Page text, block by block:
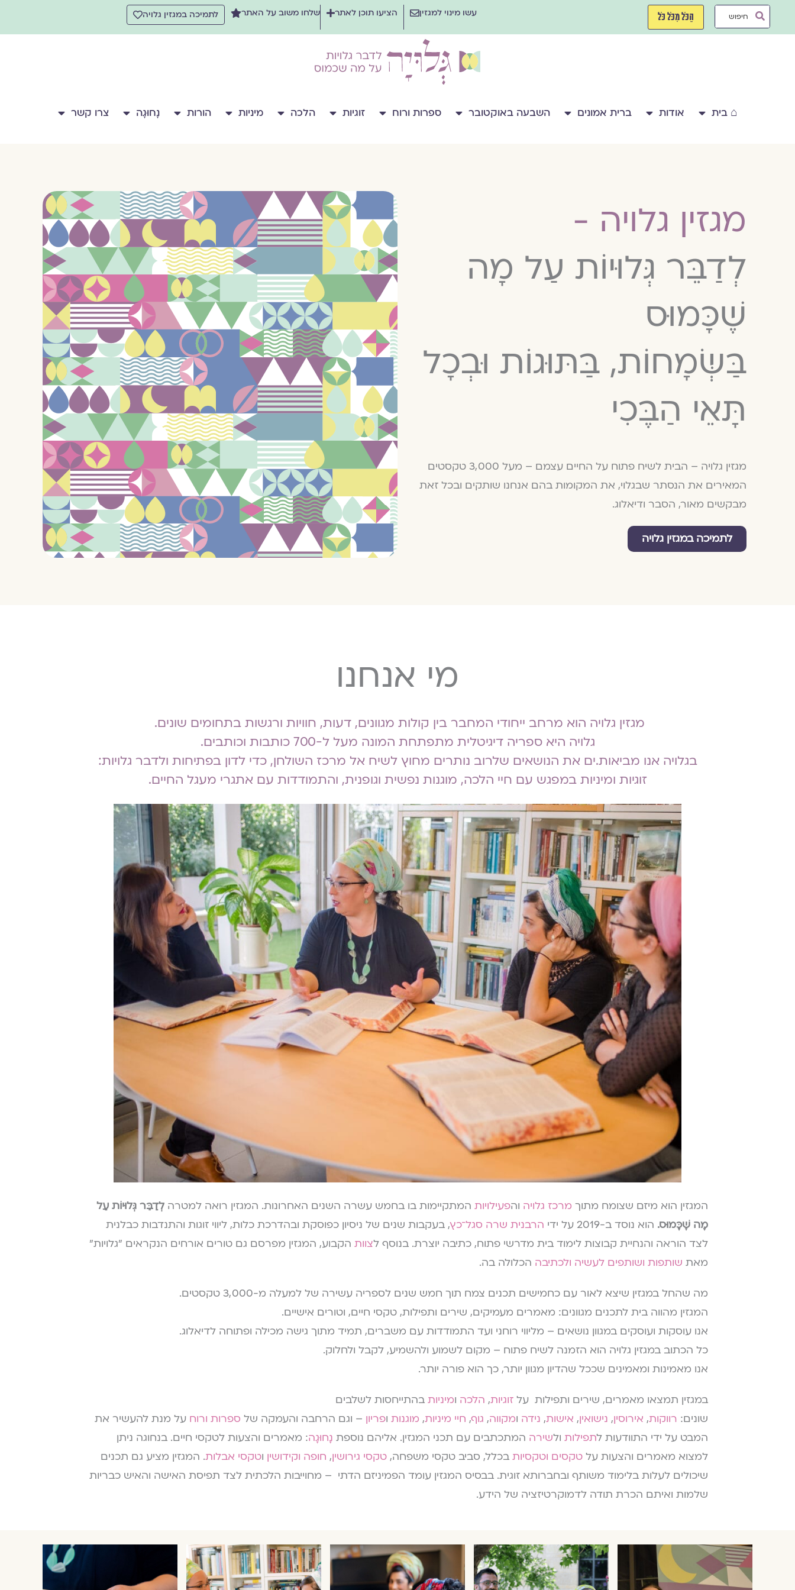
Search
הַכֹּל מִכֹּל כֹּל עשו מינוי למגזין הציעו תוכן לאתר שלחו משוב על האתר לתמיכה במגזין גלויה
⌂ בית אודות ברית אמונים השבעה באוקטובר ספרות ורוח זוגיות הלכה מיניות הורות נָחוּגָה צרו קשר
מגזין גלויה -
לְדַבֵּר גְּלוּיוֹת עַל מָה
שֶׁכָּמוּס
בַּשְּׂמָחוֹת, בַּתּוּגוֹת וּבְכָל
תָּאֵי הַבֶּכִי
מגזין גלויה – הבית לשיח פתוח על החיים עצמם – מעל 3,000 טקסטים
המאירים את הנסתר שבגלוי, את המקומות בהם אנחנו שותקים ובכל זאת
מבקשים מאור, הסבר ודיאלוג.
לתמיכה במגזין גלויה
מי אנחנו
מגזין גלויה הוא מרחב ייחודי המחבר בין קולות מגוונים, דעות, חוויות ורגשות בתחומים שונים.
גלויה היא ספריה דיגיטלית מתפתחת המונה מעל ל-700 כותבות וכותבים.
בגלויה אנו מביאות.ים את הנושאים שלרוב נותרים מחוץ לשיח אל מרכז השולחן, כדי לדון בפתיחות ולדבר גלויות:
זוגיות ומיניות במפגש עם חיי הלכה, מוגנות נפשית וגופנית, והתמודדות עם אתגרי מעגל החיים.
המגזין הוא מיזם שצומח מתוך מרכז גלויה והפעילויות המתקיימות בו בחמש עשרה השנים האחרונות. המגזין רואה למטרה לְדַבֵּר גְּלוּיוֹת עַל
מָה שֶׁכָּמוּס. הוא נוסד ב-2019 על ידי הרבנית שרה סגל־כץ, בעקבות שנים של ניסיון כפוסקת ובהדרכת כלות, ליווי זוגות והתנדבות כבלנית
לצד הוראה והנחיית קבוצות לימוד בית מדרשי פתוח, כתיבה יוצרת. בנוסף לצוות הקבוע, המגזין מפרסם גם טורים אורחים הנקראים "גלויות"
מאת שותפות ושותפים לעשיה ולכתיבה הכלולה בה.
מה שהחל במגזין שיצא לאור עם כחמישים תכנים צמח תוך חמש שנים לספריה עשירה של למעלה מ-3,000 טקסטים.
המגזין מהווה בית לתכנים מגוונים: מאמרים מעמיקים, שירים ותפילות, טקסי חיים, וטורים אישיים.
אנו עוסקות ועוסקים במגוון נושאים – מליווי רוחני ועד התמודדות עם משברים, תמיד מתוך גישה מכילה ופתוחה לדיאלוג.
כל הכתוב במגזין גלויה הוא הזמנה לשיח פתוח – מקום לשמוע ולהשמיע, לקבל ולחלוק.
אנו מאמינות ומאמינים שככל שהדיון מגוון יותר, כך הוא פורה יותר.
במגזין תמצאו מאמרים, שירים ותפילות על זוגיות, הלכה ומיניות בהתייחסות לשלבים
שונים: רווקות, אירוסין, נישואין, אישות, נידה ומקווה, גוף, חיי מיניות, מוגנות ופריון – וגם הרחבה והעמקה של ספרות ורוח על מנת להעשיר את
המבט על ידי התוודעות לתפילות ולשירה המתכתבים עם תכני המגזין. אליהם נוספת נָחוּגָה: מאמרים והצעות לטקסי חיים. בנחוגה ניתן
למצוא מאמרים והצעות על טקסים וטקסיות בכלל, סביב טקסי משפחה, טקסי גירושין, חופה וקידושין וטקסי אבלות. המגזין מציע גם תכנים
שיכולים לעלות בלימוד משותף ובחברותא זוגית. בבסיס המגזין עומד הפמיניזם הדתי – מחוייבות הלכתית לצד תפיסת האישה והאיש כבריות
שלמות ואיתם הכרת תודה לדמוקרטיזציה של הידע.